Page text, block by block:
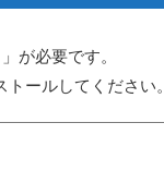
」が必要です。
ールしてください。